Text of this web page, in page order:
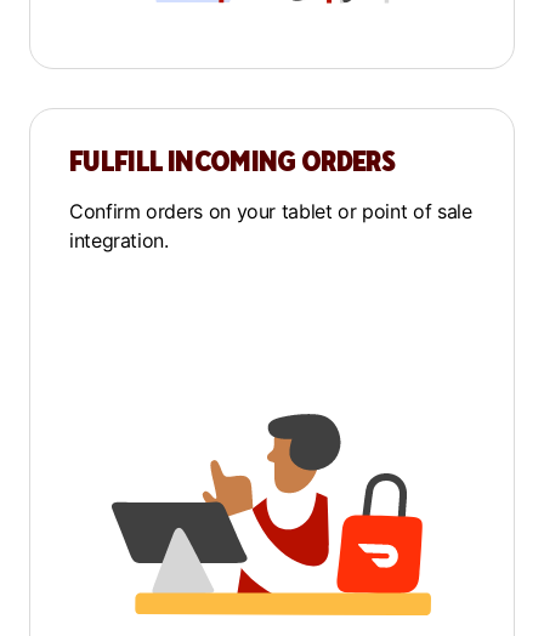
FULFILL INCOMING ORDERS
Confirm orders on your tablet or point of sale
integration.